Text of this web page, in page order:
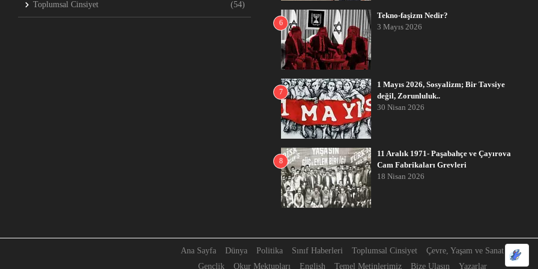
Toplumsal Cinsiyet (54)
6
Tekno-faşizm Nedir?
3 Mayıs 2026
7
1 Mayıs 2026, Sosyalizm; Bir Tavsiye
değil, Zorunluluk..
30 Nisan 2026
8
11 Aralık 1971- Paşabahçe ve Çayırova
Cam Fabrikaları Grevleri
18 Nisan 2026
Ana Sayfa Dünya Politika Sınıf Haberleri Toplumsal Cinsiyet
Çevre, Yaşam ve Sanat
Gençlik
Okur Mektupları English Temel Metinlerimiz Bize Ulaşın Yazarlar